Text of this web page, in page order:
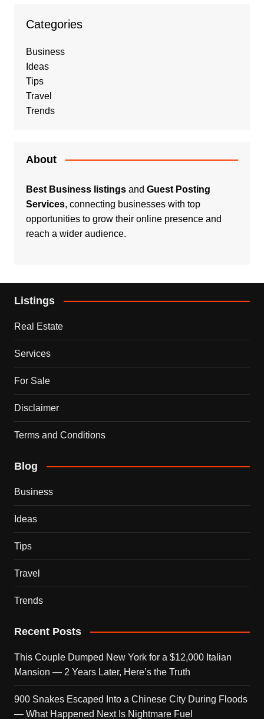
Categories
Business
Ideas
Tips
Travel
Trends
About
Best Business listingsand Guest Posting
Services, connecting businesses with top
opportunities to grow their online presence and
reach a wider audience.
Listings
Real Estate
Services
For Sale
Disclaimer
Terms and Conditions
Blog
Business
Ideas
Tips
Travel
Trends
Recent Posts
This Couple Dumped New York for a $12,000 Italian
Mansion — 2 Years Later, Here’s the Truth
900 Snakes Escaped Into a Chinese City During Floods
— What Happened Next Is Nightmare Fuel